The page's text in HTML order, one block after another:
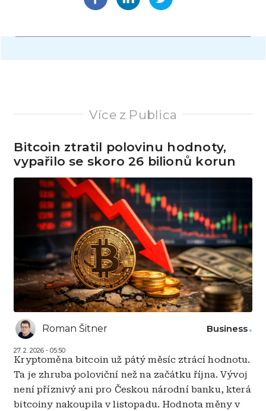
Více z Publica
Bitcoin ztratil polovinu hodnoty,
vypařilo se skoro 26 bilionů korun
Roman Šitner
27. 2. 2026 - 05:50
Business
Kryptoměna bitcoin už pátý měsíc ztrácí hodnotu.
Ta je zhruba poloviční než na začátku října. Vývoj
není příznivý ani pro Českou národní banku, která
bitcoiny nakoupila v listopadu. Hodnota měny v